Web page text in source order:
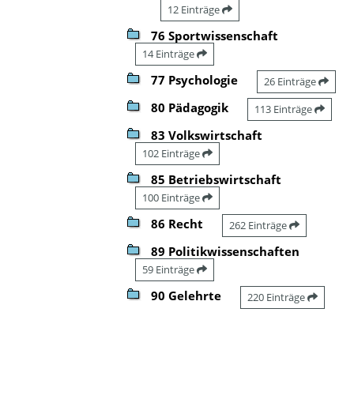
12 Einträge
76 Sportwissenschaft
14 Einträge
77 Psychologie 26 Einträge
80 Pädagogik 113 Einträge
83 Volkswirtschaft
102 Einträge
85 Betriebswirtschaft
100 Einträge
86 Recht 262 Einträge
89 Politikwissenschaften
59 Einträge
90 Gelehrte 220 Einträge